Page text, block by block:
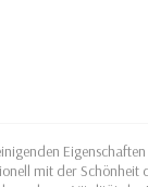
mit der Schönheit